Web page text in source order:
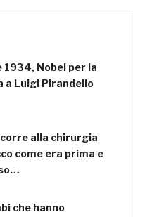
1934, Nobel per la
Luigi Pirandello
alla chirurgia
come era prima e
che hanno